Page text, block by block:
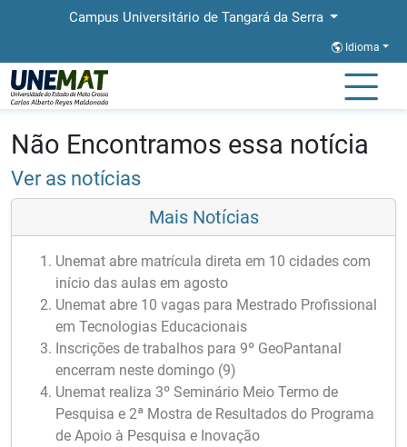
Campus Universitário de Tangará da Serra
Idioma
Página Inicial
Não Encontramos essa notícia
Ver as notícias
Mais Notícias
Unemat abre matrícula direta em 10 cidades com
início das aulas em agosto
Unemat abre 10 vagas para Mestrado Profissional
em Tecnologias Educacionais
Inscrições de trabalhos para 9º GeoPantanal
encerram neste domingo (9)
Unemat realiza 3º Seminário Meio Termo de
Pesquisa e 2ª Mostra de Resultados do Programa
de Apoio à Pesquisa e Inovação